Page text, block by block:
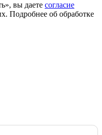
вы даете согласие
Подробнее об обработке